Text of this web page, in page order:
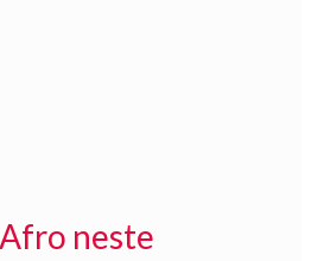
neste